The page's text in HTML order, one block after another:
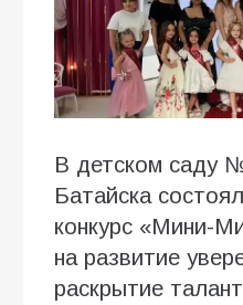
В детском саду
Батайска
конкурс «Мини-
на развитие
раскрытие